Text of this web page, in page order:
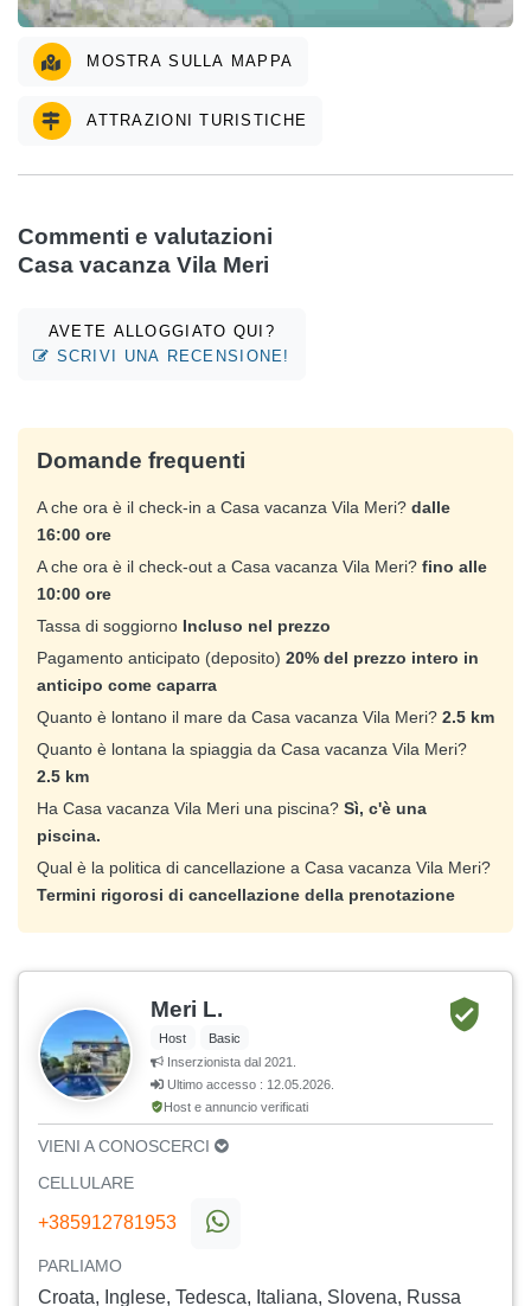
MOSTRA SULLA MAPPA
ATTRAZIONI TURISTICHE
Commenti e valutazioni
Casa vacanza Vila Meri
AVETE ALLOGGIATO QUI?
SCRIVI UNA RECENSIONE!
Domande frequenti
A che ora è il check-in a Casa vacanza Vila Meri? dalle
16:00 ore
A che ora è il check-out a Casa vacanza Vila Meri? fino alle
10:00 ore
Tassa di soggiorno Incluso nel prezzo
Pagamento anticipato (deposito) 20% del prezzo intero in
anticipo come caparra
Quanto è lontano il mare da Casa vacanza Vila Meri? 2.5 km
Quanto è lontana la spiaggia da Casa vacanza Vila Meri?
2.5 km
Ha Casa vacanza Vila Meri una piscina? Sì, c'è una
piscina.
Qual è la politica di cancellazione a Casa vacanza Vila Meri?
Termini rigorosi di cancellazione della prenotazione
Meri L.
Host
Basic
Inserzionista dal 2021.
Ultimo accesso : 12.05.2026.
Host e annuncio verificati
VIENI A CONOSCERCI
CELLULARE
+385912781953
PARLIAMO
Croata, Inglese, Tedesca, Italiana, Slovena, Russa